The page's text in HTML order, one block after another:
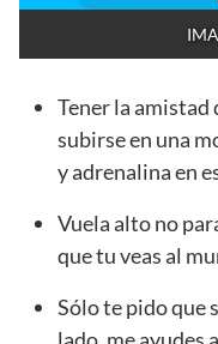
Tener la amistad
subirse en una
y adrenalina en
Vuela alto no
que tu veas al
Sólo te pido que